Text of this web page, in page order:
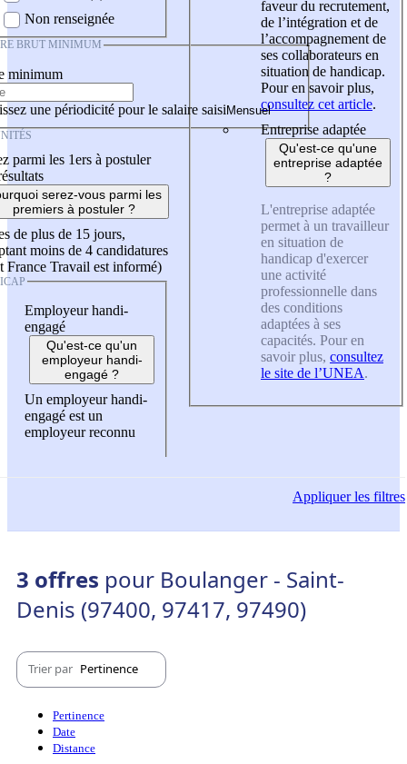
Non renseignée
BRUT MINIMUM
minimum
une périodicité pour le salaire saisi
parmi les 1ers à postuler
serez-vous parmi les
premiers à postuler ?
de plus de 15 jours,
moins de 4 candidatures
France Travail est informé)
Employeur handi-
engagé
Qu'est-ce qu'un
employeur handi-
engagé ?
Un employeur handi-
engagé est un
employeur reconnu
faveur du recrutement,
de l’intégration et de
l’accompagnement de
ses collaborateurs en
situation de handicap.
Pour en savoir plus,
consultez cet article.
Entreprise adaptée
Qu'est-ce qu'une
entreprise adaptée
?
L'entreprise adaptée
permet à un travailleur
en situation de
handicap d'exercer
une activité
professionnelle dans
des conditions
adaptées à ses
capacités. Pour en
savoir plus, consultez
le site de l’UNEA.
Appliquerles filtres
3 offres pour Boulanger - Saint-
Denis (97400, 97417, 97490)
Trier par Pertinence
Pertinence
Date
Distance